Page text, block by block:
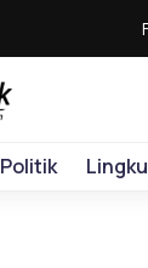
Politik